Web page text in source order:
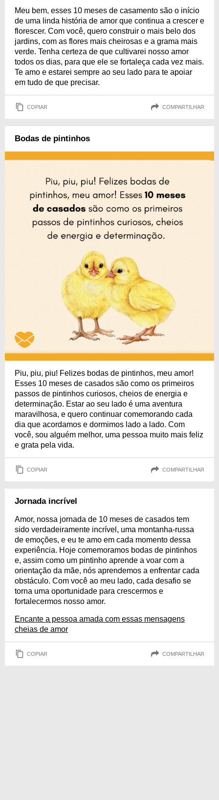
Meu bem, esses 10 meses de casamento são o início
de uma linda história de amor que continua a crescer e
florescer. Com você, quero construir o mais belo dos
jardins, com as flores mais cheirosas e a grama mais
verde. Tenha certeza de que cultivarei nosso amor
todos os dias, para que ele se fortaleça cada vez mais.
Te amo e estarei sempre ao seu lado para te apoiar
em tudo de que precisar.
COPIAR COMPARTILHAR
Bodas de pintinhos
Piu, piu, piu! Felizes bodas de pintinhos, meu amor!
Esses 10 meses de casados são como os primeiros
passos de pintinhos curiosos, cheios de energia e
determinação. Estar ao seu lado é uma aventura
maravilhosa, e quero continuar comemorando cada
dia que acordamos e dormimos lado a lado. Com
você, sou alguém melhor, uma pessoa muito mais feliz
e grata pela vida.
COPIAR COMPARTILHAR
Jornada incrível
Amor, nossa jornada de 10 meses de casados tem
sido verdadeiramente incrível, uma montanha-russa
de emoções, e eu te amo em cada momento dessa
experiência. Hoje comemoramos bodas de pintinhos
e, assim como um pintinho aprende a voar com a
orientação da mãe, nós aprendemos a enfrentar cada
obstáculo. Com você ao meu lado, cada desafio se
torna uma oportunidade para crescermos e
fortalecermos nosso amor.
Encante a pessoa amada com essas mensagens
cheias de amor
COPIAR COMPARTILHAR